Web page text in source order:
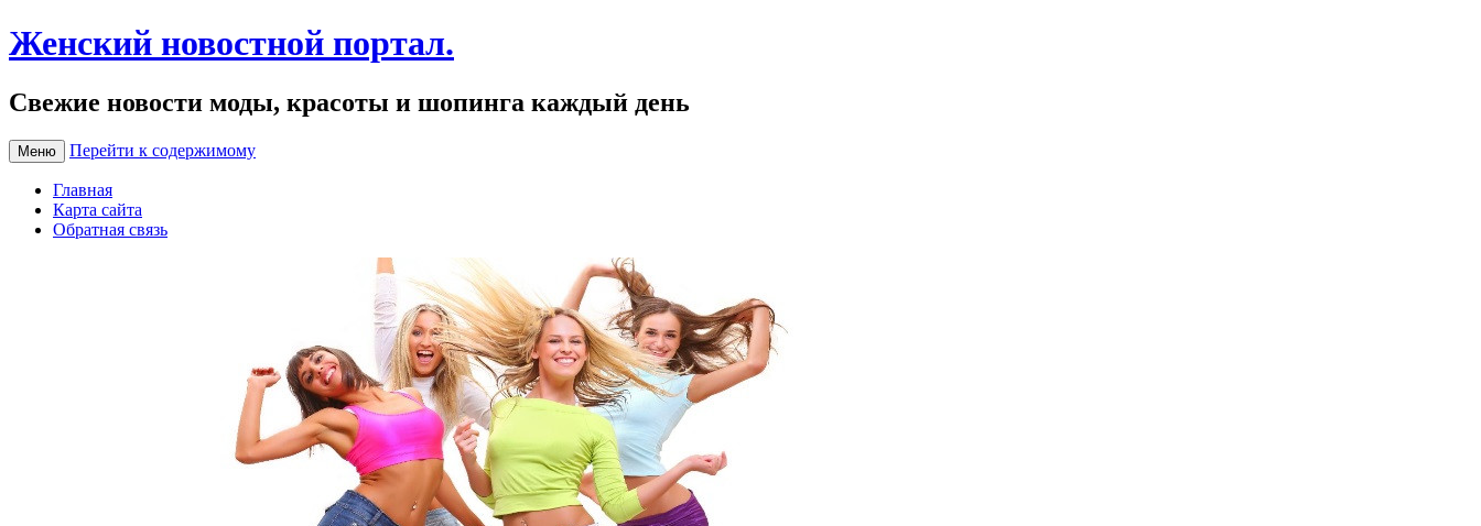
Женский новостной портал.
Свежие новости моды, красоты и шопинга каждый день
Меню Перейти к содержимому
Главная
Карта сайта
Обратная связь